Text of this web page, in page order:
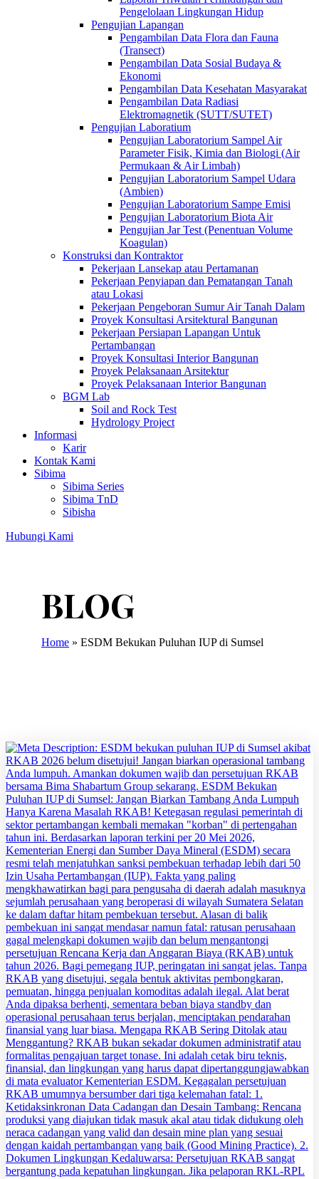
Pengelolaan Lingkungan Hidup
Pengujian Lapangan
Pengambilan Data Flora dan Fauna
(Transect)
Pengambilan Data Sosial Budaya &
Ekonomi
Pengambilan Data Kesehatan Masyarakat
Pengambilan Data Radiasi
Elektromagnetik (SUTT/SUTET)
Pengujian Laboratium
Pengujian Laboratorium Sampel Air
Parameter Fisik, Kimia dan Biologi (Air
Permukaan & Air Limbah)
Pengujian Laboratorium Sampel Udara
(Ambien)
Pengujian Laboratorium Sampe Emisi
Pengujian Laboratorium Biota Air
Pengujian Jar Test (Penentuan Volume
Koagulan)
Konstruksi dan Kontraktor
Pekerjaan Lansekap atau Pertamanan
Pekerjaan Penyiapan dan Pematangan Tanah
atau Lokasi
Pekerjaan Pengeboran Sumur Air Tanah Dalam
Proyek Konsultasi Arsitektural Bangunan
Pekerjaan Persiapan Lapangan Untuk
Pertambangan
Proyek Konsultasi Interior Bangunan
Proyek Pelaksanaan Arsitektur
Proyek Pelaksanaan Interior Bangunan
BGM Lab
Soil and Rock Test
Hydrology Project
Informasi
Karir
Kontak Kami
Sibima
Sibima Series
Sibima TnD
Sibisha
Hubungi Kami
Home » ESDM Bekukan Puluhan IUP di Sumsel